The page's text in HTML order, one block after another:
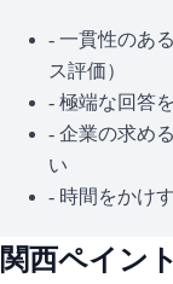
- 一貫性のあ
ス評価）
- 極端な回答
- 企業の求め
い
- 時間をかけ
関西ペイント